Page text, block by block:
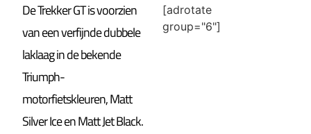
De Trekker GT is voorzien
van een verfijnde dubbele
laklaag in de bekende
Triumph-
motorfietskleuren, Matt
Silver Ice en Matt Jet Black.
[adrotate
group="6"]